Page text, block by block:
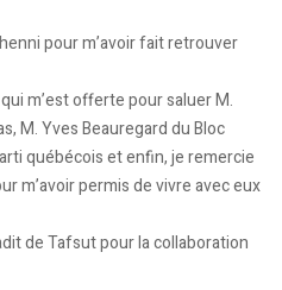
pour m’avoir fait retrouver
m’est offerte pour saluer M.
M. Yves Beauregard du Bloc
québécois et enfin, je remercie
m’avoir permis de vivre avec eux
de Tafsut pour la collaboration